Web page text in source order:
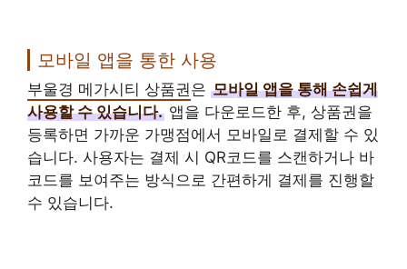
모바일 앱을 통한 사용
부울경 메가시티 상품권은 모바일 앱을 통해 손쉽게
사용할 수 있습니다. 앱을 다운로드한 후, 상품권을
등록하면 가까운 가맹점에서 모바일로 결제할 수 있
습니다. 사용자는 결제 시 QR코드를 스캔하거나 바
코드를 보여주는 방식으로 간편하게 결제를 진행할
수 있습니다.